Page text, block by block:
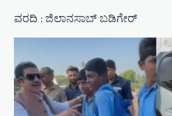
ವರದಿ : ಜಿಲಾನಸಾಬ್ ಬಡಿಗೇರ್